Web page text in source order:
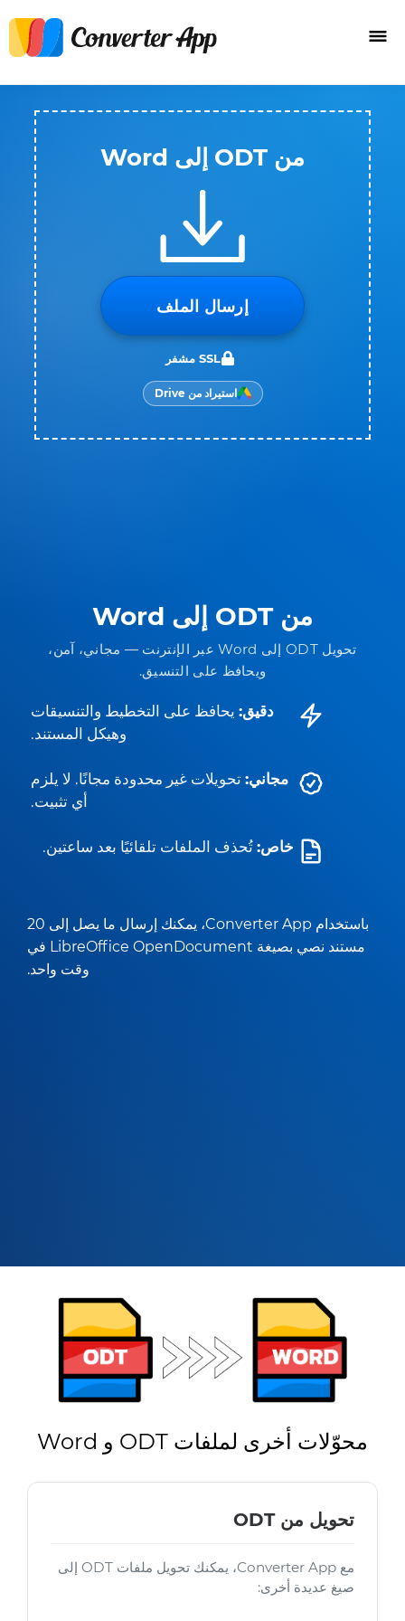
من ODT إلى Word
تحويل ODT إلى Word عبر الإنترنت — مجاني، آمن،
ويحافظ على التنسيق.
دقيق: يحافظ على التخطيط والتنسيقات
وهيكل المستند.
مجاني: تحويلات غير محدودة مجانًا. لا يلزم
أي تثبيت.
خاص: تُحذف الملفات تلقائيًا بعد ساعتين.
باستخدام Converter App، يمكنك إرسال ما يصل إلى 20
مستند نصي بصيغة LibreOffice OpenDocument في
وقت واحد.
من ODT إلى Word
إرسال الملف
SSL مشفر
استيراد من Drive
محوّلات أخرى لملفات ODT و Word
تحويل من ODT
مع Converter App، يمكنك تحويل ملفات ODT إلى
صيغ عديدة أخرى: